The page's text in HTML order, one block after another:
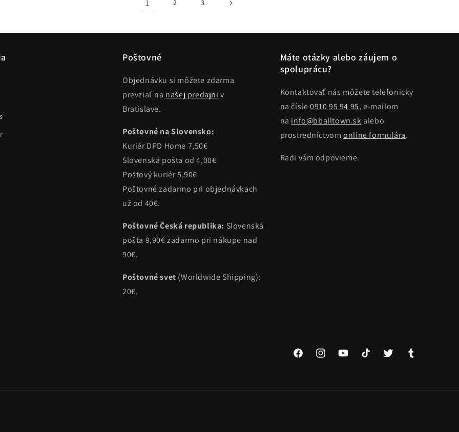
1 2 3
Poštovné
Objednávku si môžete zdarma
prevziať na našej predajni v
Bratislave.
Poštovné na Slovensko:
Kuriér DPD Home 7,50€
Slovenská pošta od 4,00€
Poštový kuriér 5,90€
Poštovné zadarmo pri objednávkach
už od 40€.
Poštovné Česká republika: Slovenská
pošta 9,90€ zadarmo pri nákupe nad
90€.
Poštovné svet (Worldwide Shipping):
20€.
Máte otázky alebo záujem o
spoluprácu?
Kontaktovať nás môžete telefonicky
na čísle0910 95 94 95, e-mailom
na info@bballtown.sk alebo
prostredníctvomonline formulára.
Radi vám odpovieme.
FacebookInstagramYouTubeTikTok Twitter Tumblr